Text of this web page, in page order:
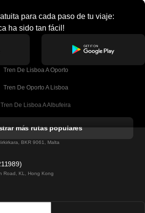
para cada paso de tu viaje:
ha sido tan fácil!
Tren De Lisboa A Oporto
Tren De Oporto A Lisboa
Tren De Lisboa A Albufeira
Tren De Lisboa A Lagos
Tren De Lisboa A Madrid
más rutas populares
1451)
BKR 9061, Malta
Road, KL, Hong Kong